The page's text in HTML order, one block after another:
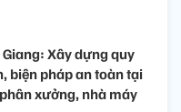
Giang: Xây dựng quy
biện pháp an toàn tại
xưởng, nhà máy